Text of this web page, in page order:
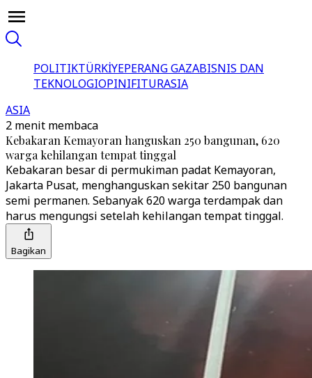
POLITIKTÜRKİYEPERANG GAZABISNIS DAN
TEKNOLOGIOPINIFITURASIA
ASIA
2 menit membaca
Kebakaran Kemayoran hanguskan 250 bangunan, 620
warga kehilangan tempat tinggal
Kebakaran besar di permukiman padat Kemayoran,
Jakarta Pusat, menghanguskan sekitar 250 bangunan
semi permanen. Sebanyak 620 warga terdampak dan
harus mengungsi setelah kehilangan tempat tinggal.
Bagikan